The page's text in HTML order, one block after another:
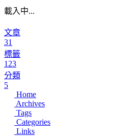
載入中...
文章
31
標籤
123
分類
5
Home
Archives
Tags
Categories
Links